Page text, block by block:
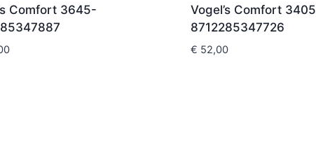
Comfort 3645-
Vogel’s Comfort
8712285347726
€ 52,00